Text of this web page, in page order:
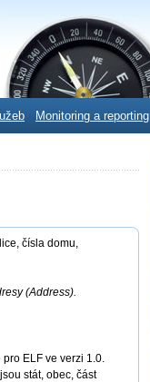
Monitoring a reporting
čísla domu,
(Address).
ELF ve verzi 1.0.
stát, obec, část